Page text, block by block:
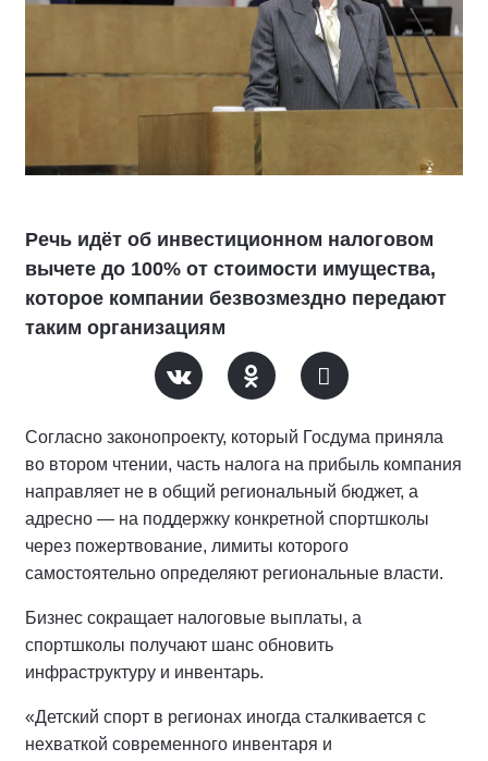
Речь идёт об инвестиционном налоговом
вычете до 100% от стоимости имущества,
которое компании безвозмездно передают
таким организациям
Согласно законопроекту, который Госдума приняла
во втором чтении, часть налога на прибыль компания
направляет не в общий региональный бюджет, а
адресно — на поддержку конкретной спортшколы
через пожертвование, лимиты которого
самостоятельно определяют региональные власти.
Бизнес сокращает налоговые выплаты, а
спортшколы получают шанс обновить
инфраструктуру и инвентарь.
«Детский спорт в регионах иногда сталкивается с
нехваткой современного инвентаря и